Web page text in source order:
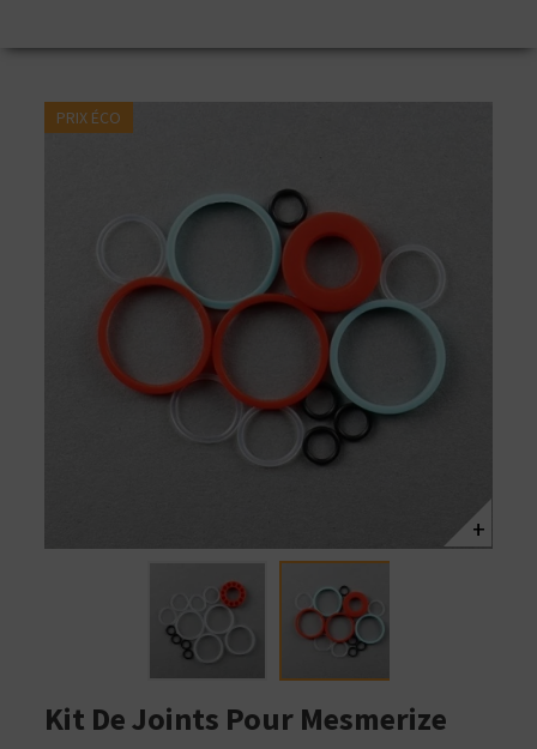
PRIX ÉCO
+
Kit De Joints Pour Mesmerize